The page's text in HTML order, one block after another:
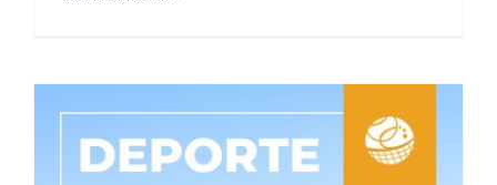
Las Últimas Tendencias Deportivas